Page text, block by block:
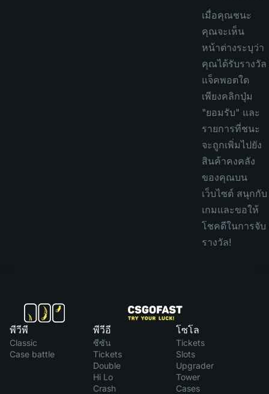
เมื่อคุณชนะ
คุณจะเห็น
หน้าต่างระบุว่า
คุณได้รับรางวัล
แจ็คพอตใด
เพียงคลิกปุ่ม
"ยอมรับ" และ
รายการที่ชนะ
จะถูกเพิ่มไปยัง
สินค้าคงคลัง
ของคุณบน
เว็บไซต์ สนุกกับ
เกมและขอให้
โชคดีในการจับ
รางวัล!
พีวีพี
Classic
Case battle
พีวีอี
ซีซัน
Tickets
Double
Hi Lo
Crash
โซโล
Tickets
Slots
Upgrader
Tower
Cases